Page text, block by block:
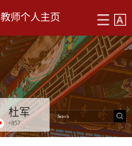
教师个人主页
杜军
+857